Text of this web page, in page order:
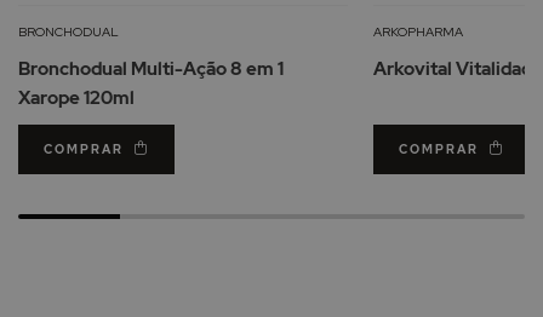
Lista
Desejos
BRONCHODUAL
Bronchodual Multi-Ação 8 em 1
Xarope 120ml
COMPRAR
ARKOPHARMA
Arkovital
COMPRAR